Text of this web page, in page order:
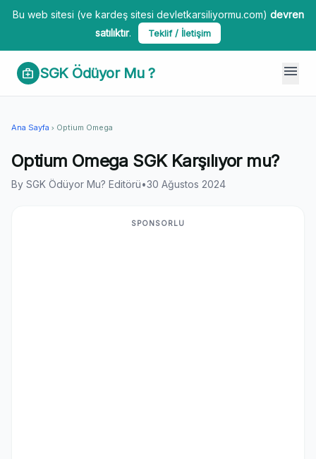
Bu web sitesi (ve kardeş sitesi devletkarsiliyormu.com) devren
satılıktır. Teklif / İletişim
medical_services SGK Ödüyor Mu ? menu
Ana Sayfa chevron_right Optium Omega
Optium Omega SGK Karşılıyor mu?
By SGK Ödüyor Mu? Editörü•30 Ağustos 2024
SPONSORLU